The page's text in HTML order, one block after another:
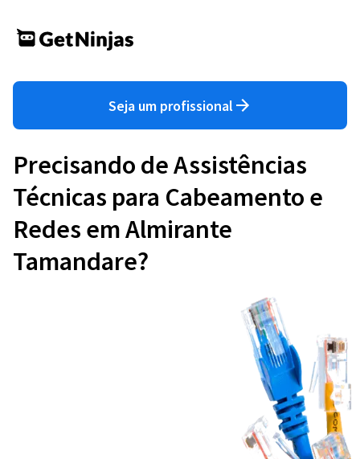
Seja um profissional
Precisando de Assistências
Técnicas para Cabeamento e
Redes em Almirante
Tamandare?